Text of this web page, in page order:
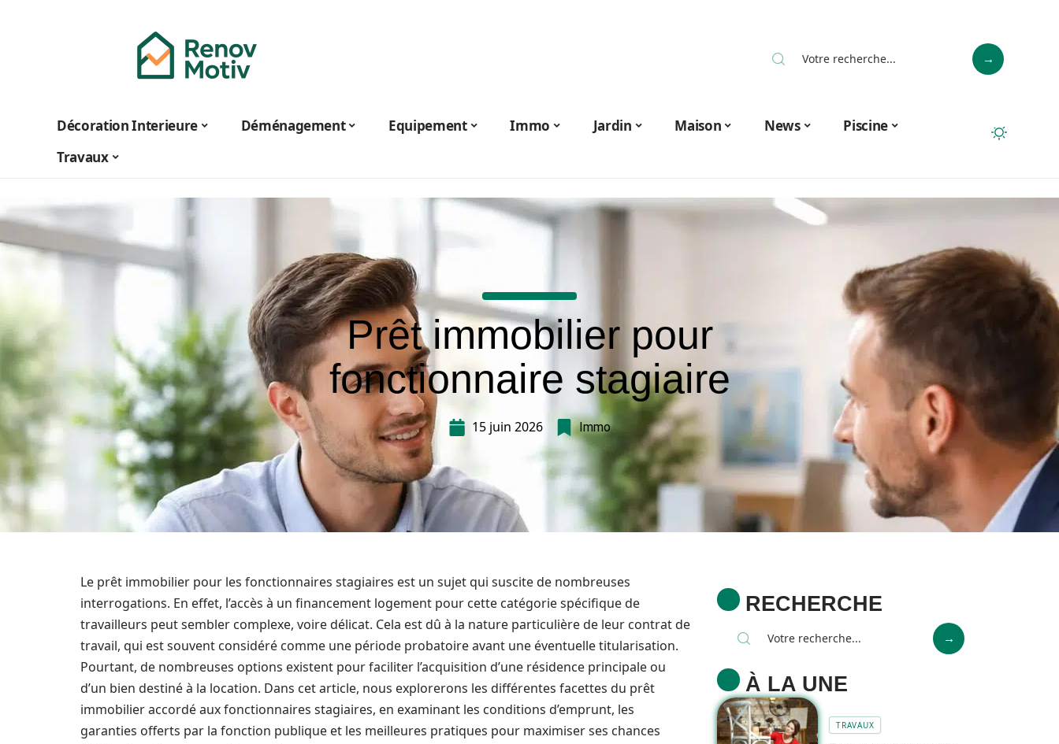
Décoration Interieure Déménagement Equipement Immo Jardin Maison News
Piscine
Travaux
Prêt immobilier pour
fonctionnaire stagiaire
15 juin 2026 Immo
Le prêt immobilier pour les fonctionnaires stagiaires est un sujet qui suscite de nombreuses
interrogations. En effet, l’accès à un financement logement pour cette catégorie spécifique de
travailleurs peut sembler complexe, voire délicat. Cela est dû à la nature particulière de leur contrat de
travail, qui est souvent considéré comme une période probatoire avant une éventuelle titularisation.
Pourtant, de nombreuses options existent pour faciliter l’acquisition d’une résidence principale ou
d’un bien destiné à la location. Dans cet article, nous explorerons les différentes facettes du prêt
immobilier accordé aux fonctionnaires stagiaires, en examinant les conditions d’emprunt, les
garanties offerts par la fonction publique et les meilleures pratiques pour maximiser ses chances
RECHERCHE
À LA UNE
TRAVAUX